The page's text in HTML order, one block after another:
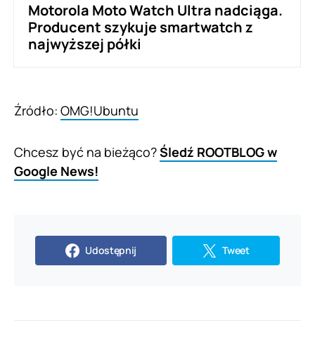
Motorola Moto Watch Ultra nadciąga.
Producent szykuje smartwatch z
najwyższej półki
Źródło: OMG!Ubuntu
Chcesz być na bieżąco?Śledź ROOTBLOG w
Google News!
Udostępnij Tweet